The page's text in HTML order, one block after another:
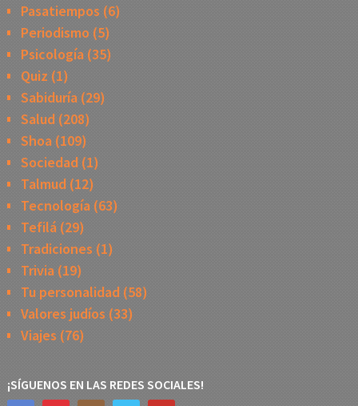
Pasatiempos (6)
Periodismo (5)
Psicología(35)
Quiz (1)
Sabiduría(29)
Salud (208)
Shoa(109)
Sociedad(1)
Talmud (12)
Tecnología(63)
Tefilá(29)
Tradiciones (1)
Trivia(19)
Tu personalidad(58)
Valores judíos (33)
Viajes (76)
¡SÍGUENOS EN LAS REDES SOCIALES!